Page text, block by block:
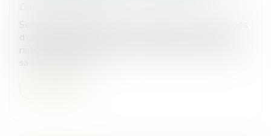
Selon l’article L.526-1 du Code de commerce, les droits
d’une personne physique immatriculée au registre
national des entreprises sur l’immeuble où est située
sa résidence princ...